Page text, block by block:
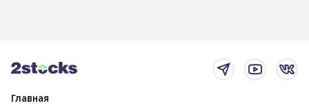
Главная